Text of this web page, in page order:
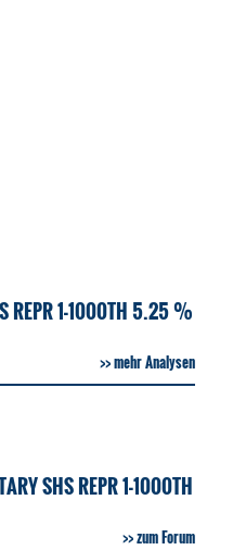
REPR 1-1000TH 5.25 %
mehr Analysen
SHS REPR 1-1000TH
zum Forum